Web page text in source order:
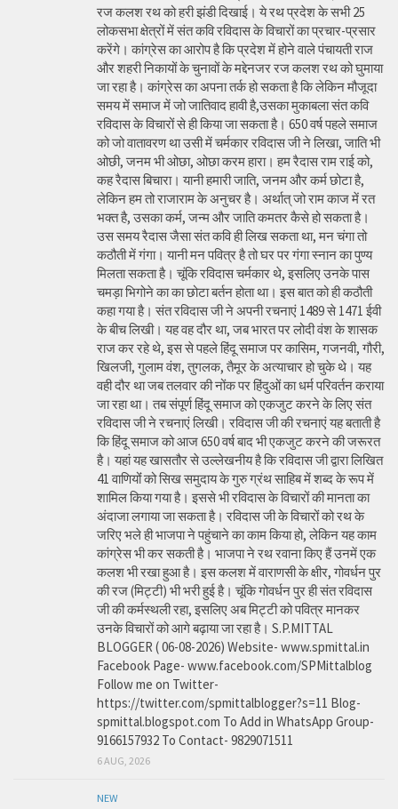
रज कलश रथ को हरी झंडी दिखाई। ये रथ प्रदेश के सभी 25
लोकसभा क्षेत्रों में संत कवि रविदास के विचारों का प्रचार-प्रसार
करेंगे। कांग्रेस का आरोप है कि प्रदेश में होने वाले पंचायती राज
और शहरी निकायों के चुनावों के मद्देनजर रज कलश रथ को घुमाया
जा रहा है। कांग्रेस का अपना तर्क हो सकता है कि लेकिन मौजूदा
समय में समाज में जो जातिवाद हावी है,उसका मुकाबला संत कवि
रविदास के विचारों से ही किया जा सकता है। 650 वर्ष पहले समाज
को जो वातावरण था उसी में चर्मकार रविदास जी ने लिखा, जाति भी
ओछी, जनम भी ओछा, ओछा करम हारा। हम रैदास राम राई को,
कह रैदास बिचारा। यानी हमारी जाति, जनम और कर्म छोटा है,
लेकिन हम तो राजाराम के अनुचर है। अर्थात् जो राम काज में रत
भक्त है, उसका कर्म, जन्म और जाति कमतर कैसे हो सकता है।
उस समय रैदास जैसा संत कवि ही लिख सकता था, मन चंगा तो
कठौती में गंगा। यानी मन पवित्र है तो घर पर गंगा स्नान का पुण्य
मिलता सकता है। चूंकि रविदास चर्मकार थे, इसलिए उनके पास
चमड़ा भिगोने का का छोटा बर्तन होता था। इस बात को ही कठौती
कहा गया है। संत रविदास जी ने अपनी रचनाएं 1489 से 1471 ईवी
के बीच लिखी। यह वह दौर था, जब भारत पर लोदी वंश के शासक
राज कर रहे थे, इस से पहले हिंदू समाज पर कासिम, गजनवी, गौरी,
खिलजी, गुलाम वंश, तुगलक, तैमूर के अत्याचार हो चुके थे। यह
वही दौर था जब तलवार की नोंक पर हिंदुओं का धर्म परिवर्तन कराया
जा रहा था। तब संपूर्ण हिंदू समाज को एकजुट करने के लिए संत
रविदास जी ने रचनाएं लिखी। रविदास जी की रचनाएं यह बताती है
कि हिंदू समाज को आज 650 वर्ष बाद भी एकजुट करने की जरूरत
है। यहां यह खासतौर से उल्लेखनीय है कि रविदास जी द्वारा लिखित
41 वाणियोंं को सिख समुदाय के गुरु ग्रंथ साहिब में शब्द के रूप में
शामिल किया गया है। इससे भी रविदास के विचारों की मानता का
अंदाजा लगाया जा सकता है। रविदास जी के विचारों को रथ के
जरिए भले ही भाजपा ने पहुंचाने का काम किया हो, लेकिन यह काम
कांग्रेस भी कर सकती है। भाजपा ने रथ रवाना किए हैं उनमें एक
कलश भी रखा हुआ है। इस कलश में वाराणसी के क्षीर, गोवर्धन पुर
की रज (मिट्टी) भी भरी हुई है। चूंकि गोवर्धन पुर ही संत रविदास
जी की कर्मस्थली रहा, इसलिए अब मिट्टी को पवित्र मानकर
उनके विचारों को आगे बढ़ाया जा रहा है। S.P.MITTAL
BLOGGER ( 06-08-2026) Website- www.spmittal.in
Facebook Page- www.facebook.com/SPMittalblog
Follow me on Twitter-
https://twitter.com/spmittalblogger?s=11 Blog-
spmittal.blogspot.com To Add in WhatsApp Group-
9166157932 To Contact- 9829071511
6 AUG, 2026
NEW